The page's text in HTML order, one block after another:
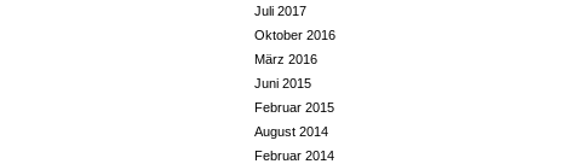
Juli 2017
Oktober 2016
März 2016
Juni 2015
Februar 2015
August 2014
Februar 2014